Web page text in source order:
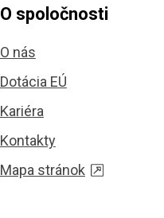
O spoločnosti
O nás
Dotácia EÚ
Kariéra
Kontakty
Mapa stránok